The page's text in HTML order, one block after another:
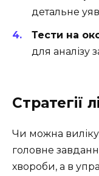
детальне
Тести на
для аналізу
Стратегії
Чи можна
головне
хвороби, а в